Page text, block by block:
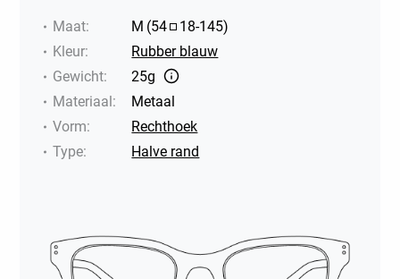
Maat: M (54 18-145)
Kleur:
Rubber blauw
Gewicht:
25g
Materiaal:
Metaal
Vorm:
Rechthoek
Type: Halve rand